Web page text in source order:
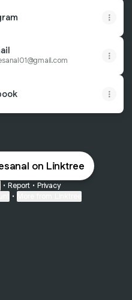
on Linktree
• Report • Privacy
•